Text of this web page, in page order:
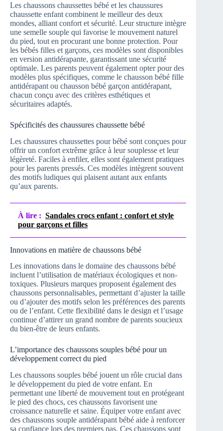
Les chaussons chaussettes bébé et les chaussures
chaussette enfant combinent le meilleur des deux
mondes, alliant confort et sécurité. Leur structure intègre
une semelle souple qui favorise le mouvement naturel
du pied, tout en procurant une bonne protection. Pour
les bébés filles et garçons, ces modèles sont disponibles
en version antidérapante, garantissant une sécurité
optimale. Les parents peuvent également opter pour des
modèles plus spécifiques, comme le chausson bébé fille
antidérapant ou chausson bébé garçon antidérapant,
chacun conçu avec des critères esthétiques et
sécuritaires adaptés.
Spécificités des chaussures chaussette bébé
Les chaussures chaussettes pour bébé sont conçues pour
offrir un confort extrême grâce à leur souplesse et leur
légèreté. Faciles à enfiler, elles sont également pratiques
pour les parents pressés. Ces modèles intègrent souvent
des motifs ludiques qui plaisent autant aux enfants
qu’aux parents.
À lire : Sandales crocs enfant : confort et style
pour garçons et filles
Innovations en matière de chaussons bébé
Les innovations dans le domaine des chaussons bébé
incluent l’utilisation de matériaux écologiques et non-
toxiques. Plusieurs marques proposent également des
chaussons personnalisables, permettant d’ajuster la taille
ou d’ajouter des motifs selon les préférences des parents
ou de l’enfant. Cette flexibilité dans le design et l’usage
continue d’attirer un grand nombre de parents soucieux
du bien-être de leurs enfants.
L’importance des chaussons souples bébé pour un
développement correct du pied
Les chaussons souples bébé jouent un rôle crucial dans
le développement du pied de votre enfant. En
permettant une liberté de mouvement tout en protégeant
le pied des chocs, ces chaussons favorisent une
croissance naturelle et saine. Équiper votre enfant avec
des chaussons souple antidérapant bébé aide à renforcer
sa confiance lors des premiers pas. Ces chaussons sont